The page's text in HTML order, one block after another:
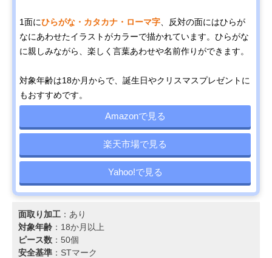
1面にひらがな・カタカナ・ローマ字 、反対の面にはひらが
なにあわせたイラストがカラーで描かれています。ひらがな
に親しみながら、楽しく言葉あわせや名前作りができます。
対象年齢は18か月からで、誕生日やクリスマスプレゼントに
もおすすめです。
Amazonで見る
楽天市場で見る
Yahoo!で見る
面取り加工 ：あり
対象年齢 ：18か月以上
ピース数 ：50個
安全基準 ：STマーク